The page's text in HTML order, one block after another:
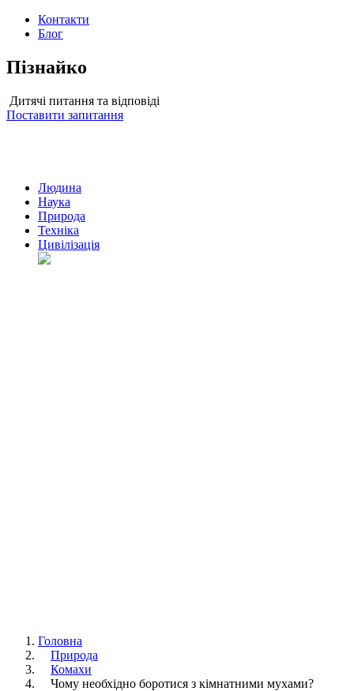
Контакти
Блог
Пізнайко
Дитячі питання та відповіді
Поставити запитання
Людина
Наука
Природа
Техніка
Цивілізація
Головна
Природа
Комахи
Чому необхідно боротися з кімнатними мухами?